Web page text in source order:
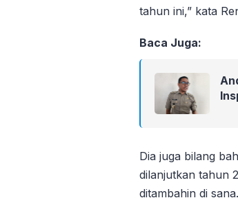
tahun ini,” kata
Baca Juga:
Dia juga bilang
dilanjutkan tahun
ditambahin di sana.